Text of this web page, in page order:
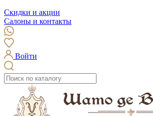
Скидки и акции
Салоны и контакты
Войти